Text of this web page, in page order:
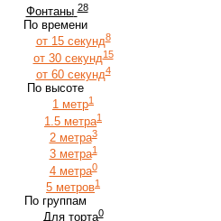
Фонтаны 28
По времени
от 15 секунд8
от 30 секунд15
от 60 секунд4
По высоте
1 метр1
1.5 метра1
2 метра3
3 метра1
4 метра0
5 метров1
По группам
Для торта0